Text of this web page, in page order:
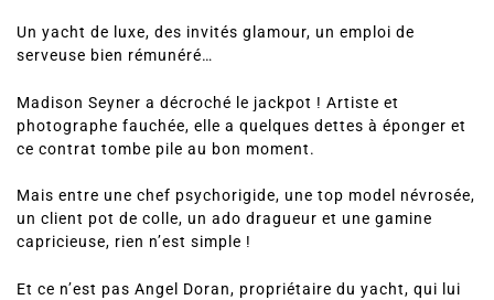
Un yacht de luxe, des invités glamour, un emploi de
serveuse bien rémunéré…
Madison Seyner a décroché le jackpot ! Artiste et
photographe fauchée, elle a quelques dettes à éponger et
ce contrat tombe pile au bon moment.
Mais entre une chef psychorigide, une top model névrosée,
un client pot de colle, un ado dragueur et une gamine
capricieuse, rien n’est simple !
Et ce n’est pas Angel Doran, propriétaire du yacht, qui lui